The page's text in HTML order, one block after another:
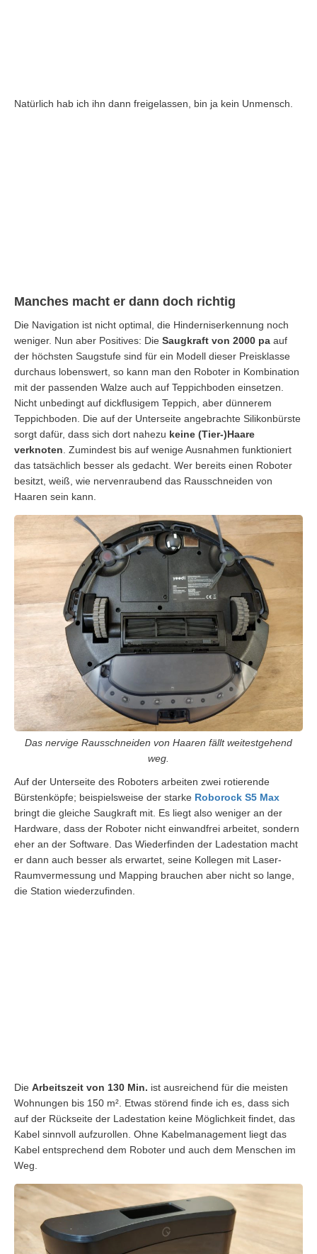
Natürlich hab ich ihn dann freigelassen, bin ja kein Unmensch.
Manches macht er dann doch richtig
Die Navigation ist nicht optimal, die Hinderniserkennung noch
weniger. Nun aber Positives: Die Saugkraft von 2000 pa auf
der höchsten Saugstufe sind für ein Modell dieser Preisklasse
durchaus lobenswert, so kann man den Roboter in Kombination
mit der passenden Walze auch auf Teppichboden einsetzen.
Nicht unbedingt auf dickflusigem Teppich, aber dünnerem
Teppichboden. Die auf der Unterseite angebrachte Silikonbürste
sorgt dafür, dass sich dort nahezu keine (Tier-)Haare
verknoten . Zumindest bis auf wenige Ausnahmen funktioniert
das tatsächlich besser als gedacht. Wer bereits einen Roboter
besitzt, weiß, wie nervenraubend das Rausschneiden von
Haaren sein kann.
Das nervige Rausschneiden von Haaren fällt weitestgehend
weg.
Auf der Unterseite des Roboters arbeiten zwei rotierende
Bürstenköpfe; beispielsweise der starke Roborock S5 Max
bringt die gleiche Saugkraft mit. Es liegt also weniger an der
Hardware, dass der Roboter nicht einwandfrei arbeitet, sondern
eher an der Software. Das Wiederfinden der Ladestation macht
er dann auch besser als erwartet, seine Kollegen mit Laser-
Raumvermessung und Mapping brauchen aber nicht so lange,
die Station wiederzufinden.
Die Arbeitszeit von 130 Min. ist ausreichend für die meisten
Wohnungen bis 150 m². Etwas störend finde ich es, dass sich
auf der Rückseite der Ladestation keine Möglichkeit findet, das
Kabel sinnvoll aufzurollen. Ohne Kabelmanagement liegt das
Kabel entsprechend dem Roboter und auch dem Menschen im
Weg.